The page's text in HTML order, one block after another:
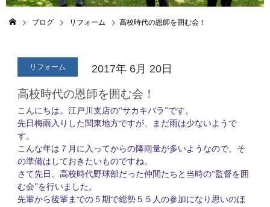
ブログ リフォーム 高校時代の恩師を囲む会！
2017年 6月 20日
リフォーム
高校時代の恩師を囲む会！
こんにちは。江戸川支店の“サカキバラ”です。
先日梅雨入りした関東地方ですが、まだ雨は少ないようで
す。
こんな年は７月に入ってからの降雨量が多いようなので、そ
の準備はしておきたいものですね。
さて先日、高校時代野球部だった仲間たちと当時の“監督を囲
む会”を行いました。
先輩から後輩までの５期で総勢５５人の参加になり思いのほ